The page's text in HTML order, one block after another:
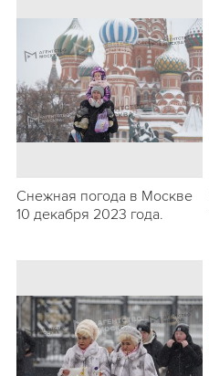
Снежная погода в Москве
10 декабря 2023 года.